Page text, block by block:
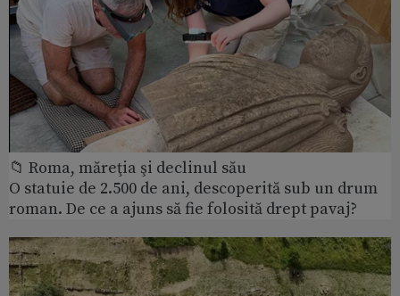
📁 Roma, măreţia şi declinul său
O statuie de 2.500 de ani, descoperită sub un drum
roman. De ce a ajuns să fie folosită drept pavaj?